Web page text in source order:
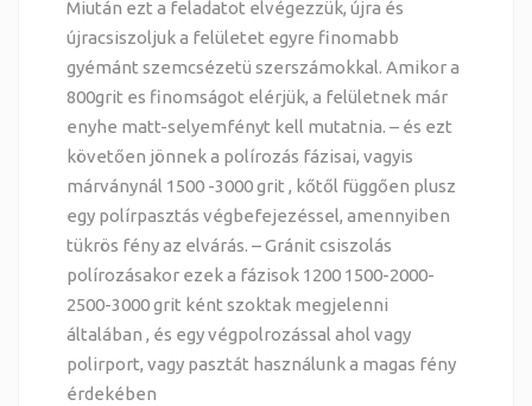
Miután ezt a feladatot elvégezzük, újra és
újracsiszoljuk a felületet egyre finomabb
gyémánt szemcsézetü szerszámokkal. Amikor a
800grit es finomságot elérjük, a felületnek már
enyhe matt-selyemfényt kell mutatnia. – és ezt
követően jönnek a polírozás fázisai, vagyis
márványnál 1500 -3000 grit , kőtől függően plusz
egy polírpasztás végbefejezéssel, amennyiben
tükrös fény az elvárás. – Gránit csiszolás
polírozásakor ezek a fázisok 1200 1500-2000-
2500-3000 grit ként szoktak megjelenni
általában , és egy végpolrozással ahol vagy
polirport, vagy pasztát használunk a magas fény
érdekében